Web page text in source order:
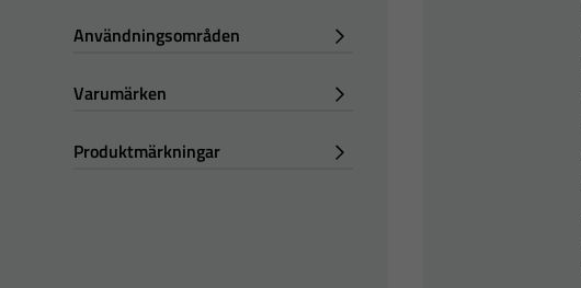
Användningsområden
Varumärken
Produktmärkningar